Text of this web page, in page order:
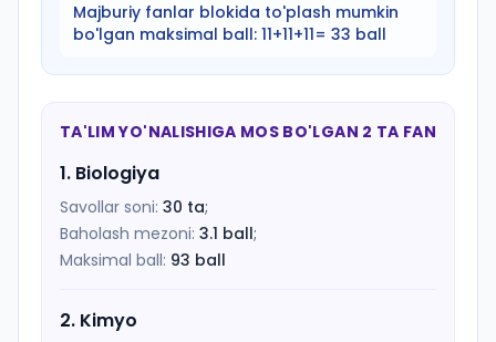
Majburiy fanlar blokida to'plash mumkin
bo'lgan maksimal ball: 11+11+11= 33 ball
TA'LIM YO'NALISHIGA MOS BO'LGAN 2 TA FAN
1. Biologiya
Savollar soni: 30 ta;
Baholash mezoni: 3.1 ball;
Maksimal ball: 93 ball
2. Kimyo